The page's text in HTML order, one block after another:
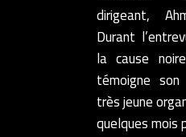
dirigeant,
Durant
la cause
témoigne
très jeune
quelques mois